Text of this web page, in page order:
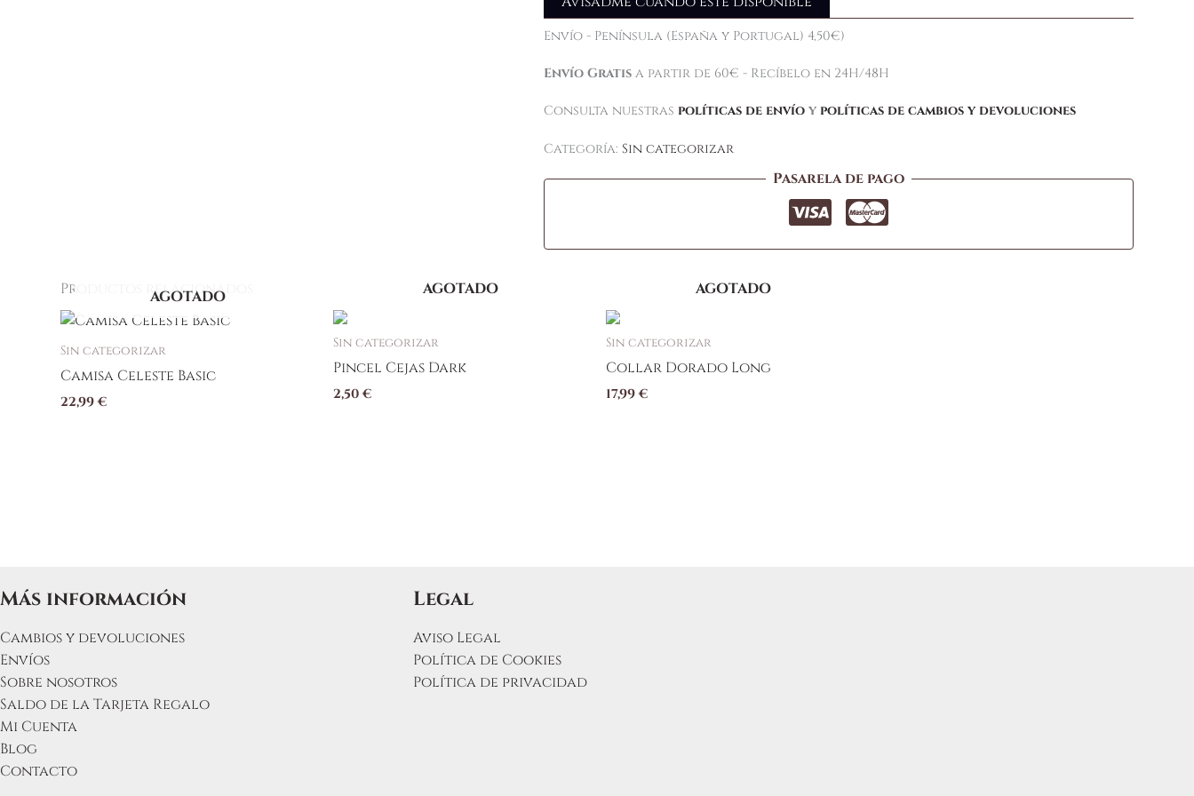
Envío - Península (España y Portugal) 4,50€)
Envío Gratisa partir de 60€ - Recíbelo en 24H/48H
Consulta nuestras políticas de envíoy políticas de cambios y devoluciones
Categoría: Sin categorizar
Pasarela de pago
Productos relacionados
AGOTADO
Sin categorizar
Camisa Celeste Basic
22,99€
AGOTADO
Sin categorizar
Pincel Cejas Dark
2,50€
AGOTADO
Sin categorizar
Collar Dorado Long
17,99€
Más información
Cambios y devoluciones
Envíos
Sobre nosotros
Saldo de la Tarjeta Regalo
Mi Cuenta
Blog
Contacto
Legal
Aviso Legal
Política de Cookies
Política de privacidad